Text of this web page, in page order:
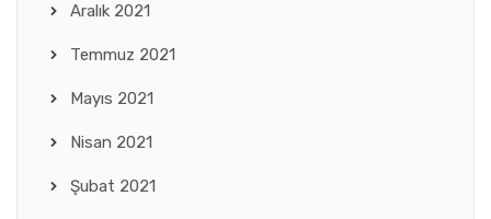
Aralık 2021
Temmuz 2021
Mayıs 2021
Nisan 2021
Şubat 2021